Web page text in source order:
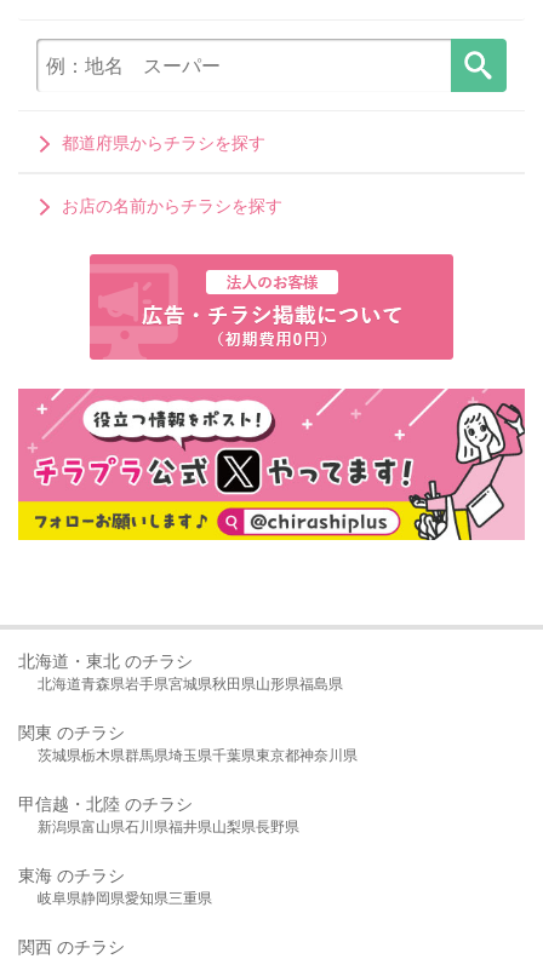
都道府県からチラシを探す
お店の名前からチラシを探す
北海道・東北 のチラシ
北海道青森県岩手県宮城県秋田県山形県福島県
関東 のチラシ
茨城県栃木県群馬県埼玉県千葉県東京都神奈川県
甲信越・北陸 のチラシ
新潟県富山県石川県福井県山梨県長野県
東海 のチラシ
岐阜県静岡県愛知県三重県
関西 のチラシ